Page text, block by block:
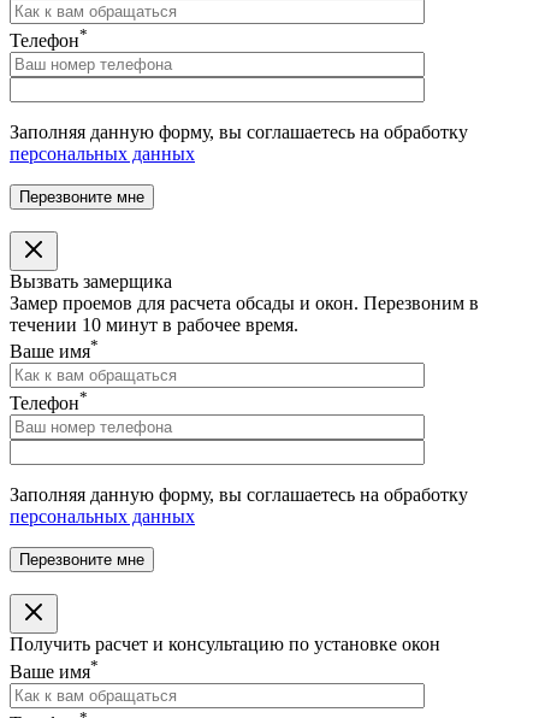
Телефон*
Заполняя данную форму, вы соглашаетесь на обработку
персональных данных
Вызвать замерщика
Замер проемов для расчета обсады и окон. Перезвоним в
течении 10 минут в рабочее время.
Ваше имя*
Телефон*
Заполняя данную форму, вы соглашаетесь на обработку
персональных данных
Получить расчет и консультацию по установке окон
Ваше имя*